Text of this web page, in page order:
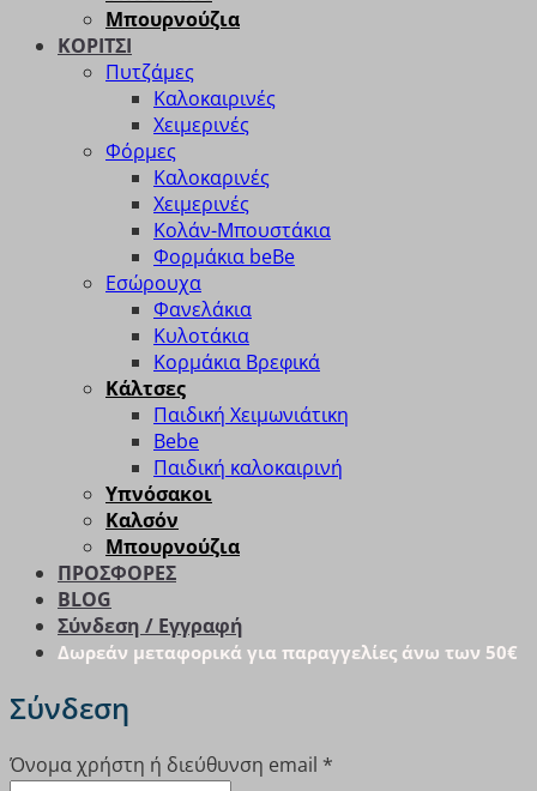
Μπουρνούζια
ΚΟΡΙΤΣΙ
Πυτζάμες
Καλοκαιρινές
Χειμερινές
Φόρμες
Καλοκαρινές
Χειμερινές
Κολάν-Μπουστάκια
Φορμάκια beBe
Εσώρουχα
Φανελάκια
Κυλοτάκια
Κορμάκια Βρεφικά
Κάλτσες
Παιδική Χειμωνιάτικη
Bebe
Παιδική καλοκαιρινή
Υπνόσακοι
Καλσόν
Μπουρνούζια
ΠΡΟΣΦΟΡΕΣ
BLOG
Σύνδεση / Εγγραφή
Δωρεάν μεταφορικά για παραγγελίες άνω των 50€
Σύνδεση
Όνομα χρήστη ή διεύθυνση email *